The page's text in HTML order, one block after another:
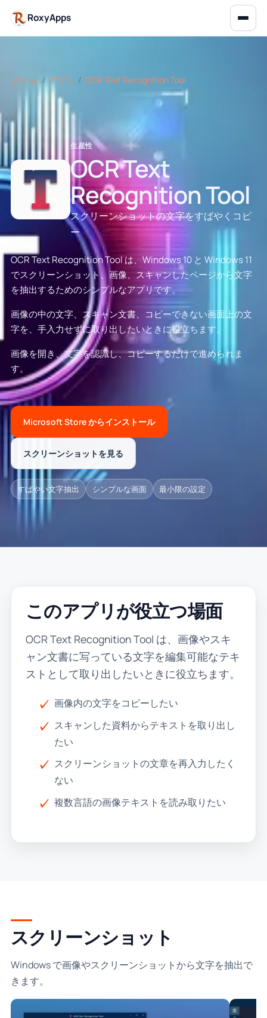
RoxyApps
ホーム / アプリ / OCR Text Recognition Tool
生産性
OCR Text
Recognition Tool
スクリーンショットの文字をすばやくコピ
ー
OCR Text Recognition Tool は、Windows 10 と Windows 11
でスクリーンショット、画像、スキャンしたページから文字
を抽出するためのシンプルなアプリです。
画像の中の文字、スキャン文書、コピーできない画面上の文
字を、手入力せずに取り出したいときに役立ちます。
画像を開き、文字を認識し、コピーするだけで進められま
す。
Microsoft Store からインストール
スクリーンショットを見る
すばやい文字抽出 シンプルな画面 最小限の設定
このアプリが役立つ場面
OCR Text Recognition Tool は、画像やスキ
ャン文書に写っている文字を編集可能なテキ
ストとして取り出したいときに役立ちます。
画像内の文字をコピーしたい
スキャンした資料からテキストを取り出し
たい
スクリーンショットの文章を再入力したく
ない
複数言語の画像テキストを読み取りたい
スクリーンショット
Windows で画像やスクリーンショットから文字を抽出で
きます。